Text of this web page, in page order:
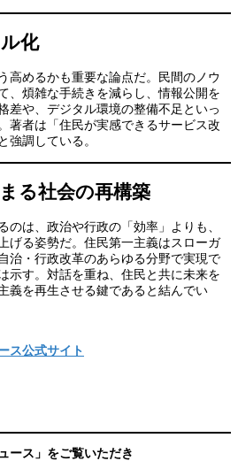
化
高めるかも重要な論点だ。民間のノウ
、煩雑な手続きを減らし、情報公開を
差や、デジタル環境の整備不足といっ
著者は「住民が実感できるサービス改
強調している。
る社会の再構築
のは、政治や行政の「効率」よりも、
げる姿勢だ。住民第一主義はスローガ
治・行政改革のあらゆる分野で実現で
示す。対話を重ね、住民と共に未来を
を再生させる鍵であると結んでい
ス公式サイト
ース」をご覧いただき